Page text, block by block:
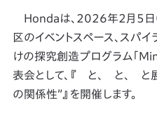
Hondaは、2026年2月5日（
区のイベントスペース、スパ
けの探究創造プログラム「
表会として、『 と、 と、
の関係性”』を開催します。